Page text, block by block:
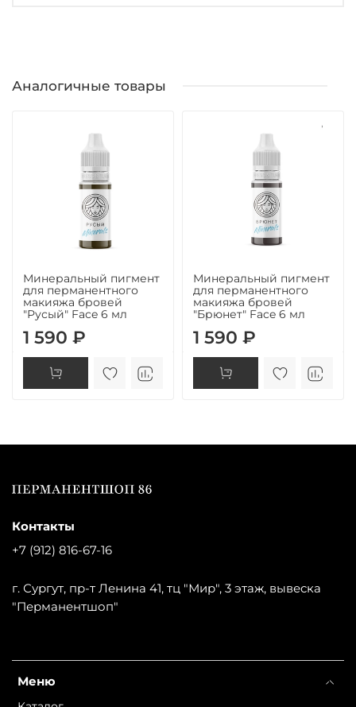
Аналогичные товары
Минеральный пигмент
для перманентного
макияжа бровей
"Русый" Face 6 мл
1 590 ₽
Минеральный пигмент
для перманентного
макияжа бровей
"Брюнет" Face 6 мл
1 590 ₽
Меню
Контакты
+7 (912) 816-67-16
г. Сургут, пр-т Ленина 41, тц "Мир", 3 этаж, вывеска
"Перманентшоп"